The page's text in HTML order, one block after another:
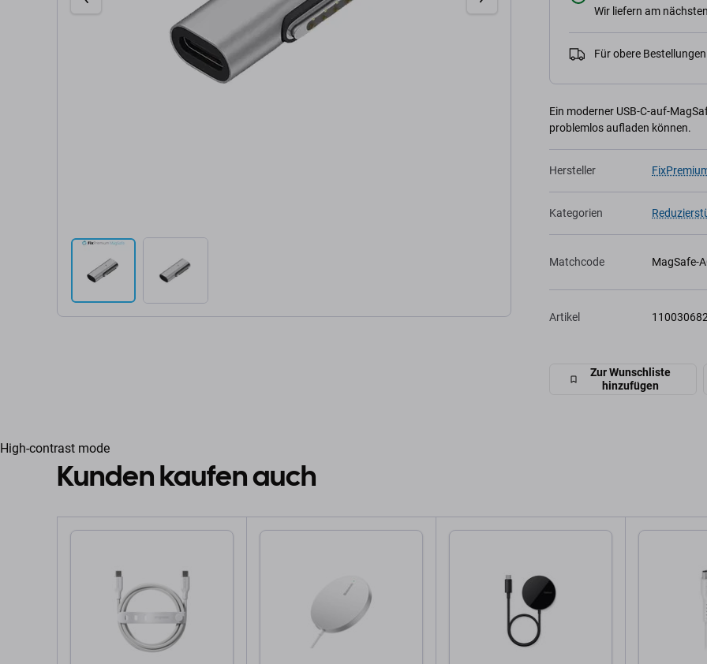
Wir liefern am
Für obere
Ein moderner USB-C-auf-
problemlos aufladen können.
Hersteller
Kategorien
Matchcode MagSafe-
Artikel
Zur Wunschliste
hinzufügen
High-contrast mode
Kunden kaufen auch